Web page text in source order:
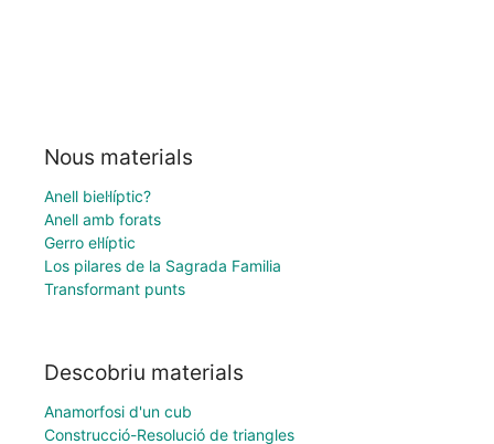
Nous materials
Anell biel·líptic?
Anell amb forats
Gerro el·líptic
Los pilares de la Sagrada Familia
Transformant punts
Descobriu materials
Anamorfosi d'un cub
Construcció-Resolució de triangles